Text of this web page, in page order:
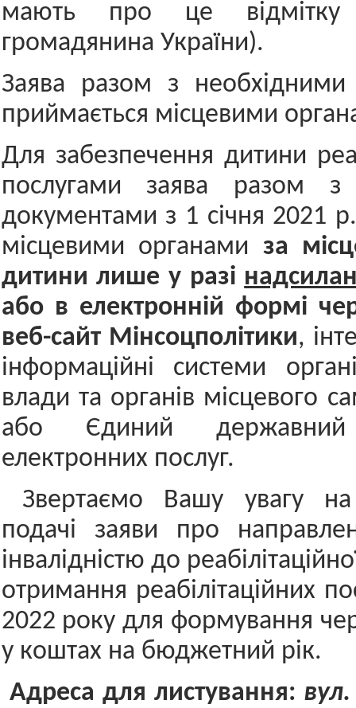
мають про це відмітку
громадянина України).
Заява разом з
приймається місцевими
Для забезпечення дитини
послугами заява разом з
документами з 1 січня 2021
місцевими органами за
дитини лише у разі
або в електронній формі
веб-сайт Мінсоцполітики,
інформаційні системи
влади та органів місцевого
або Єдиний державний
електронних послуг.
Звертаємо Вашу увагу на
подачі заяви про
інвалідністю до
отримання реабілітаційних
2022 року для формування
у коштах на бюджетний рік.
Адреса для листування: